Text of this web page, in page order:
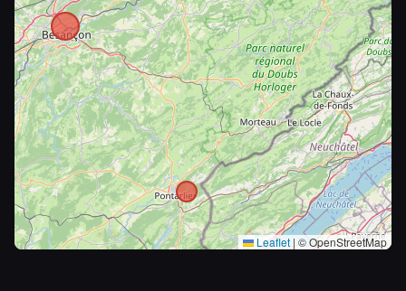
Leaflet | © OpenStreetMap